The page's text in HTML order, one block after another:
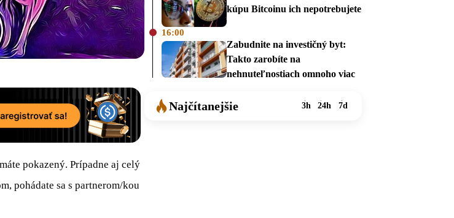
pokazený. Prípadne aj celý
pohádate sa s partnerom/kou
kúpu Bitcoinu ich nepotrebujete
16:00
Zabudnite na investičný byt:
Takto zarobíte na
nehnuteľnostiach omnoho viac
Najčítanejšie 3h 24h 7d